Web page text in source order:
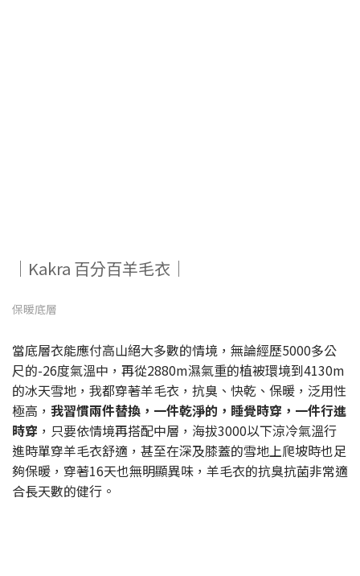
｜Kakra 百分百羊毛衣｜
保暖底層
當底層衣能應付高山絕大多數的情境，無論經歷5000多公
尺的-26度氣溫中，再從2880m濕氣重的植被環境到4130m
的冰天雪地，我都穿著羊毛衣，抗臭、快乾、保暖，泛用性
極高， 我習慣兩件替換，一件乾淨的，睡覺時穿，一件行進
時穿 ，只要依情境再搭配中層，海拔3000以下涼冷氣溫行
進時單穿羊毛衣舒適，甚至在深及膝蓋的雪地上爬坡時也足
夠保暖，穿著16天也無明顯異味，羊毛衣的抗臭抗菌非常適
合長天數的健行。